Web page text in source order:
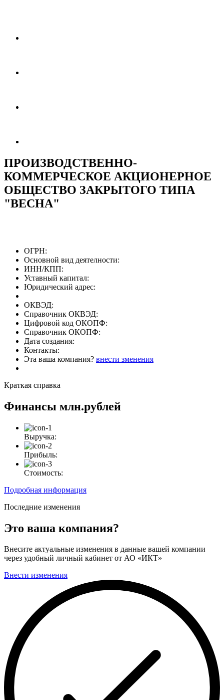
ПРОИЗВОДСТВЕННО-
КОММЕРЧЕСКОЕ АКЦИОНЕРНОЕ
ОБЩЕСТВО ЗАКРЫТОГО ТИПА
"ВЕСНА"
ОГРН:
Основной вид деятелности:
ИНН/КПП:
Уставный капитал:
Юридический адрес:
ОКВЭД:
Справочник ОКВЭД:
Цифровой код ОКОПФ:
Справочник ОКОПФ:
Дата создания:
Контакты:
Эта ваша компания? внести зменения
Краткая справка
Финансы млн.рублей
Выручка:
Прибыль:
Стоимость:
Подробная информация
Последние изменения
Это ваша компания?
Внесите актуальные изменения в данные вашей компании
через удобный личный кабинет от АО «ИКТ»
Внести изменения